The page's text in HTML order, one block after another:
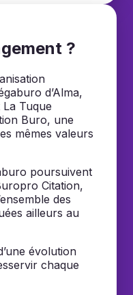
?
d’Alma,
Tuque
Buro, une
mêmes valeurs
poursuivent
Citation,
des
ailleurs au
évolution
chaque